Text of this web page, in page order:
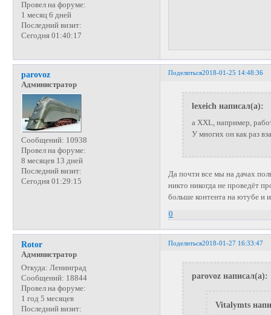
Провел на форуме:
1 месяц 6 дней
Последний визит:
Сегодня 01:40:17
Поделиться2018-01-25 14:48:36
parovoz
Администратор
Сообщений: 10938
Провел на форуме:
8 месяцев 13 дней
Последний визит:
Сегодня 01:29:15
lexeich написал(а):
а XXL, например,
У многих он как раз
Да почти все мы на дачах
никто никогда не проведёт
больше контента на ютубе и
0
Поделиться2018-01-27 16:33:47
Rotor
Администратор
Откуда: Ленинград
Сообщений: 18844
Провел на форуме:
1 год 5 месяцев
Последний визит:
parovoz написал(а):
Vitalymts